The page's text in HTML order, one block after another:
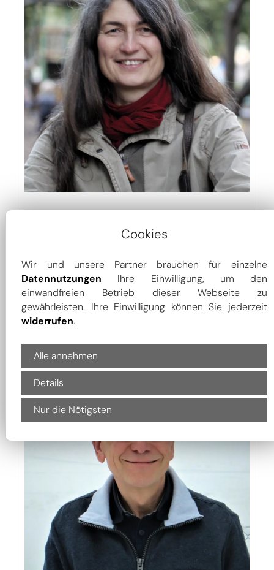
und Verkehr, Niederlassung Plauen
Cookies
Wir und unsere Partner brauchen für einzelne
Datennutzungen Ihre Einwilligung, um den
einwandfreien Betrieb dieser Webseite zu
gewährleisten. Ihre Einwilligung können Sie jederzeit
widerrufen.
Alle annehmen
Details
Nur die Nötigsten